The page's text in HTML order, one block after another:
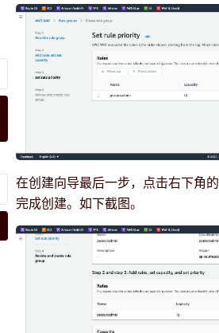
在创建向导最后一步，点击右下角的
完成创建。如下截图。